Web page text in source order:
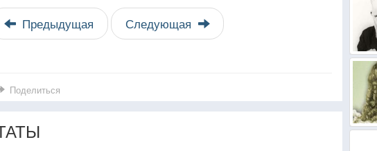
Предыдущая Следующая
Поделиться